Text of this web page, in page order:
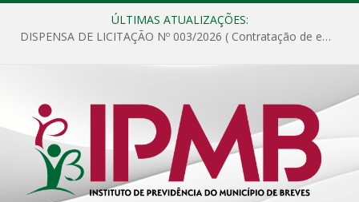
ÚLTIMAS ATUALIZAÇÕES:
DISPENSA DE LICITAÇÃO Nº 003/2026 ( Contratação de empresa para fornecimento de gêneros alimentícios não perecíveis, materiais de expediente, descartáveis, copa e cozinha, para análise e posterior publicação.)